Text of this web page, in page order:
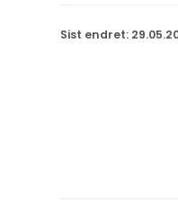
Sist endret